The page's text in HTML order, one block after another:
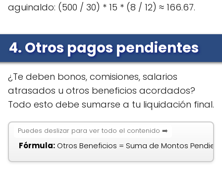
aguinaldo: (500 / 30) * 15 * (8 / 12) ≈ 166.67.
4. Otros pagos pendientes
¿Te deben bonos, comisiones, salarios
atrasados u otros beneficios acordados?
Todo esto debe sumarse a tu liquidación final.
Fórmula: Otros Beneficios = Suma de Montos